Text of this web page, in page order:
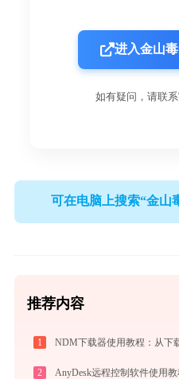
进入金山
如有疑问，请联
可在电脑上搜索“金山
推荐内容
1 NDM下载器使用教程：从下
2